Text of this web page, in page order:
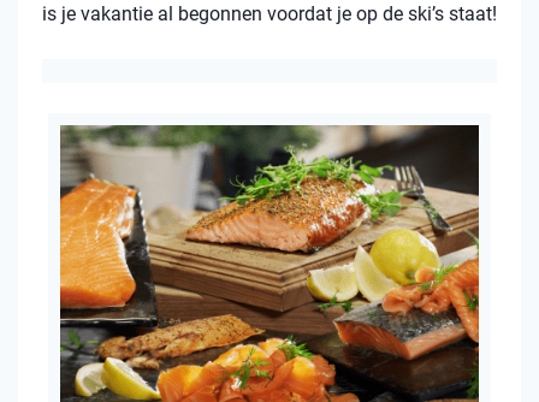
is je vakantie al begonnen voordat je op de ski’s staat!